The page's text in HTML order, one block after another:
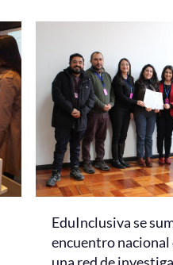
EduInclusiva se
encuentro nacional
una red de